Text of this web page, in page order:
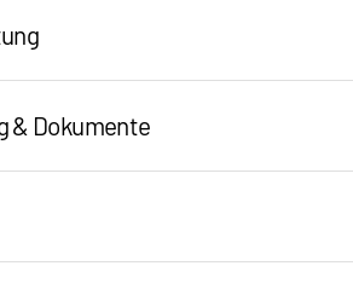
& Dokumente